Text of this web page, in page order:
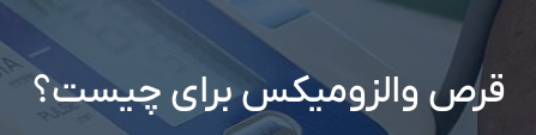
قرص والزومیکس برای چیست؟